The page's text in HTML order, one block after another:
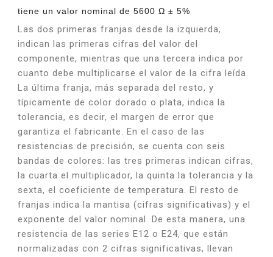
tiene un valor nominal de 5600 Ω ± 5%
Las dos primeras franjas desde la izquierda,
indican las primeras cifras del valor del
componente, mientras que una tercera indica por
cuanto debe multiplicarse el valor de la cifra leída.
La última franja, más separada del resto, y
típicamente de color dorado o plata, indica la
tolerancia, es decir, el margen de error que
garantiza el fabricante. En el caso de las
resistencias de precisión, se cuenta con seis
bandas de colores: las tres primeras indican cifras,
la cuarta el multiplicador, la quinta la tolerancia y la
sexta, el coeficiente de temperatura. El resto de
franjas indica la mantisa (cifras significativas) y el
exponente del valor nominal. De esta manera, una
resistencia de las series E12 o E24, que están
normalizadas con 2 cifras significativas, llevan